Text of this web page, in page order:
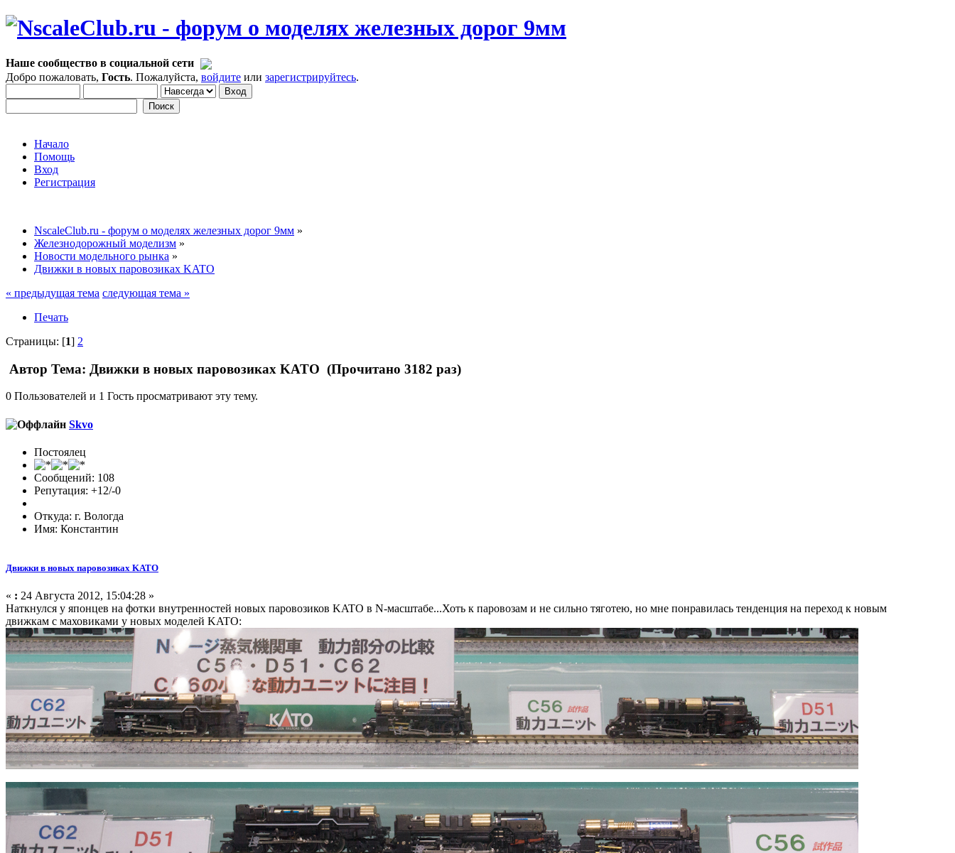
Наше сообщество в социальной сети
Добро пожаловать, Гость. Пожалуйста, войдите или зарегистрируйтесь.
Начало
Помощь
Вход
Регистрация
NscaleClub.ru - форум о моделях железных дорог 9мм »
Железнодорожный моделизм »
Новости модельного рынка »
Движки в новых паровозиках KATO
« предыдущая тема следующая тема »
Печать
Страницы: [1] 2
Автор Тема: Движки в новых паровозиках KATO (Прочитано 3182 раз)
0 Пользователей и 1 Гость просматривают эту тему.
Skvo
Постоялец
Сообщений: 108
Репутация: +12/-0
Откуда: г. Вологда
Имя: Константин
Движки в новых паровозиках KATO
« : 24 Августа 2012, 15:04:28 »
Наткнулся у японцев на фотки внутренностей новых паровозиков KATO в N-масштабе...Хоть к паровозам и не сильно тяготею, но мне понравилась тенденция на переход к новым
движкам с маховиками у новых моделей KATO: